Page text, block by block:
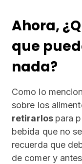
Ahora,
que
nada?
Como lo
sobre los
retirarlos para
bebida que no
recuerda que
de comer y